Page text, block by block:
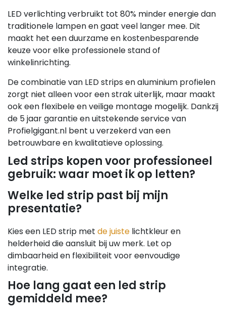
LED verlichting verbruikt tot 80% minder energie dan
traditionele lampen en gaat veel langer mee. Dit
maakt het een duurzame en kostenbesparende
keuze voor elke professionele stand of
winkelinrichting.
De combinatie van LED strips en aluminium profielen
zorgt niet alleen voor een strak uiterlijk, maar maakt
ook een flexibele en veilige montage mogelijk. Dankzij
de 5 jaar garantie en uitstekende service van
Profielgigant.nl bent u verzekerd van een
betrouwbare en kwalitatieve oplossing.
Led strips kopen voor professioneel
gebruik: waar moet ik op letten?
Welke led strip past bij mijn
presentatie?
Kies een LED strip met de juiste lichtkleur en
helderheid die aansluit bij uw merk. Let op
dimbaarheid en flexibiliteit voor eenvoudige
integratie.
Hoe lang gaat een led strip
gemiddeld mee?